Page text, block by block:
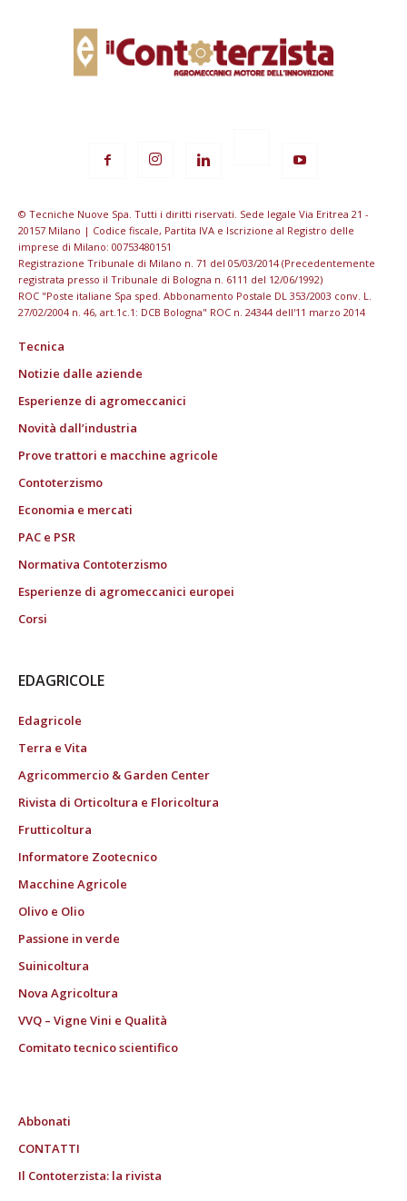
© Tecniche Nuove Spa. Tutti i diritti riservati. Sede legale Via Eritrea 21 -
20157 Milano | Codice fiscale, Partita IVA e Iscrizione al Registro delle
imprese di Milano: 00753480151
Registrazione Tribunale di Milano n. 71 del 05/03/2014 (Precedentemente
registrata presso il Tribunale di Bologna n. 6111 del 12/06/1992)
ROC "Poste italiane Spa sped. Abbonamento Postale DL 353/2003 conv. L.
27/02/2004 n. 46, art.1c.1: DCB Bologna" ROC n. 24344 dell'11 marzo 2014
Tecnica
Notizie dalle aziende
Esperienze di agromeccanici
Novità dall’industria
Prove trattori e macchine agricole
Contoterzismo
Economia e mercati
PAC e PSR
Normativa Contoterzismo
Esperienze di agromeccanici europei
Corsi
EDAGRICOLE
Edagricole
Terra e Vita
Agricommercio & Garden Center
Rivista di Orticoltura e Floricoltura
Frutticoltura
Informatore Zootecnico
Macchine Agricole
Olivo e Olio
Passione in verde
Suinicoltura
Nova Agricoltura
VVQ – Vigne Vini e Qualità
Comitato tecnico scientifico
Abbonati
CONTATTI
Il Contoterzista: la rivista